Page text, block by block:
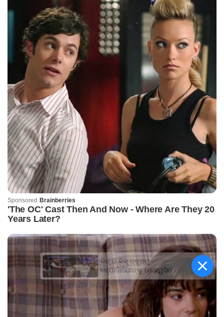
କିଟ୍‍ ଓ କିସ୍‍ ପକ୍ଷରୁ
ଜ୍ୟୋତିର୍ମୟୀଙ୍କୁ ଉଚ୍ଛ୍ୱସିତ
ସମ୍ବର୍ଦ୍ଧନା; ୫ଲକ୍ଷ ଟଙ୍କାର
ପ୍ରୋତ୍ସାହନ ରାଶି ପ୍ରଦାନ